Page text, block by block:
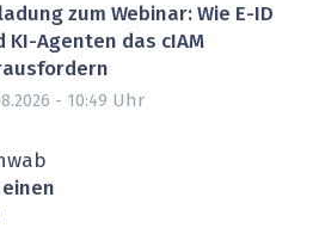
zum Webinar: Wie E-ID
KI-Agenten das cIAM
- 10:49 Uhr